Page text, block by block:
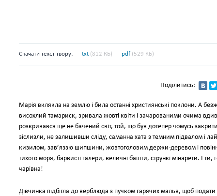
Скачати текст твору: txt (812 КБ) pdf (529 КБ)
Поділитись:
Марія вклякла на землю і била останні християнські поклони. А
висохлий тамариск, зривала жовті квіти і зачарованими очима
розкривався ще не бачений світ, той, що був дотепер чомусь
зіслизли, не залишивши сліду, саманна хата з темним підвалом і
кизилом, зав’яззю шипшини, жовтоголовим держи-деревом і
тихого моря, барвисті галери, величні башти, стрункі мінарети. І
чарівна!
Дівчинка підбігла до верблюда з пучком гарячих мальв, щоб